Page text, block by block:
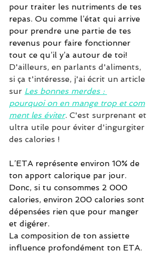
pour traiter les nutriments de tes
repas. Ou comme l’état qui arrive
pour prendre une partie de tes
revenus pour faire fonctionner
tout ce qu’il y’a autour de toi!
D'ailleurs, en parlants d'aliments,
si ça t'intéresse, j'ai écrit un article
sur Les bonnes merdes :
pourquoi on en mange trop et com
ment les éviter. C'est surprenant et
ultra utile pour éviter d'ingurgiter
des calories !
L’ETA représente environ 10% de
ton apport calorique par jour.
Donc, si tu consommes 2 000
calories, environ 200 calories sont
dépensées rien que pour manger
et digérer.
La composition de ton assiette
influence profondément ton ETA.